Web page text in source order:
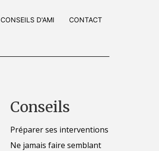
CONSEILS D'AMI CONTACT
Conseils
Préparer ses interventions
Ne jamais faire semblant